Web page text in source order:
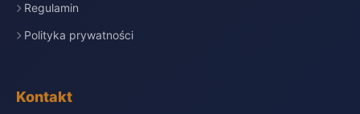
Regulamin
Polityka prywatności
Kontakt